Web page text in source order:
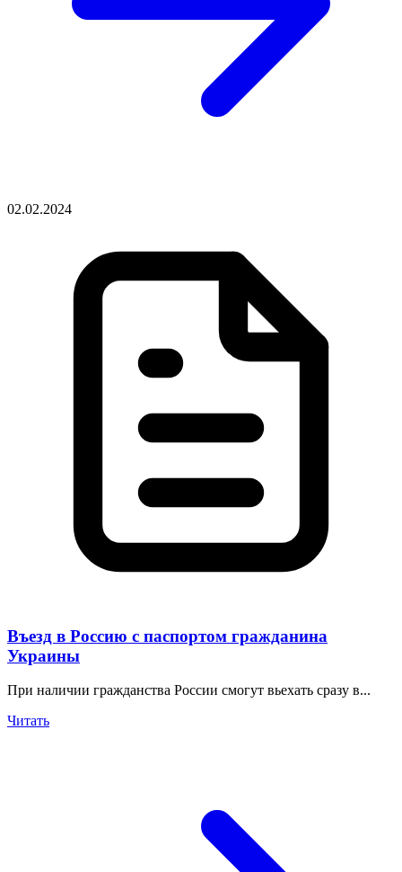
02.02.2024
Въезд в Россию с паспортом гражданина
Украины
При наличии гражданства России смогут вьехать сразу в...
Читать